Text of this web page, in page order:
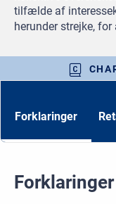
tilfælde af
herunder strejke,
Forklaringer
Forklaringer